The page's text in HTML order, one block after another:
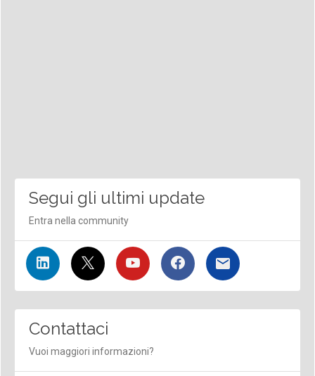
Segui gli ultimi update
Entra nella community
Contattaci
Vuoi maggiori informazioni?